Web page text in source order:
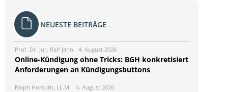
NEUESTE BEITRÄGE
Prof. Dr. jur. Ralf Jahn 4. August 2026
Online-Kündigung ohne Tricks: BGH konkretisiert
Anforderungen an Kündigungsbuttons
Ralph Homuth, LL.M. 4. August 2026